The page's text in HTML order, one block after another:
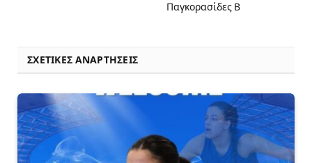
Παγκορασίδες Β
ΣΧΕΤΙΚΈΣ ΑΝΑΡΤΉΣΕΙΣ